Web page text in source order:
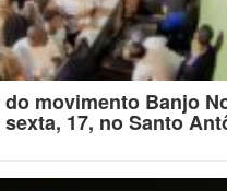
movimento Banjo
17, no Santo